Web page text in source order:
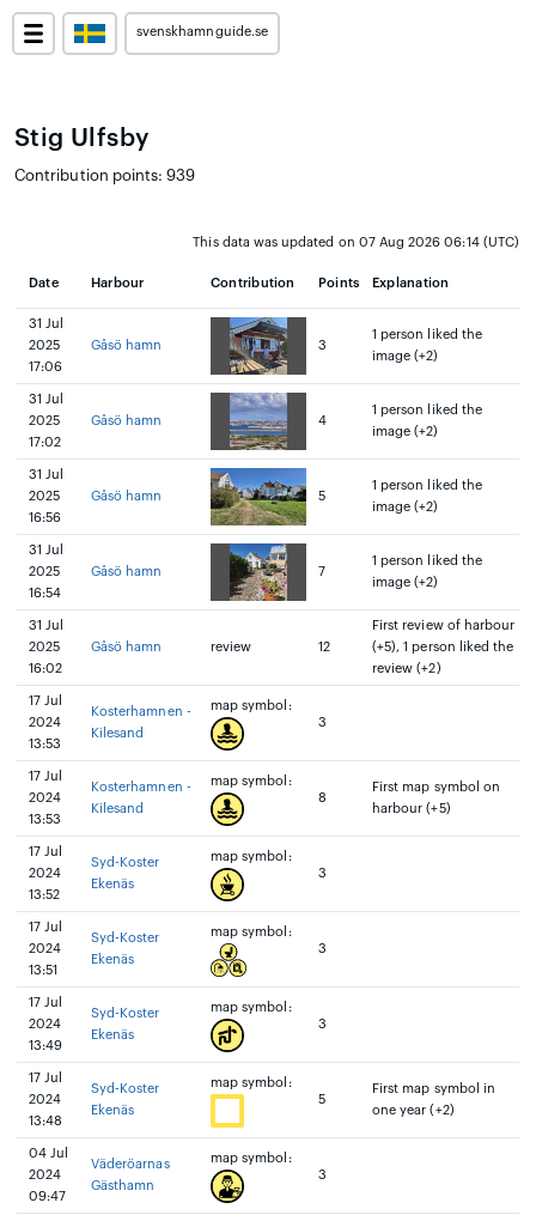
svenskhamnguide.se
Stig Ulfsby
Contribution points: 939
This data was updated on 07 Aug 2026 06:14 (UTC)
Date Harbour Contribution Points Explanation
31 Jul
2025
17:06
Gåsö hamn 3
1 person liked the
image (+2)
31 Jul
2025
17:02
Gåsö hamn 4
1 person liked the
image (+2)
31 Jul
2025
16:56
Gåsö hamn 5
1 person liked the
image (+2)
31 Jul
2025
16:54
Gåsö hamn 7
1 person liked the
image (+2)
31 Jul
2025
16:02
Gåsö hamn review 12
First review of harbour
(+5), 1 person liked the
review (+2)
17 Jul
2024
13:53
Kosterhamnen -
Kilesand
map symbol:
3
17 Jul
2024
13:53
Kosterhamnen -
Kilesand
map symbol:
8
First map symbol on
harbour (+5)
17 Jul
2024
13:52
Syd-Koster
Ekenäs
map symbol:
3
17 Jul
2024
13:51
Syd-Koster
Ekenäs
map symbol:
3
17 Jul
2024
13:49
Syd-Koster
Ekenäs
map symbol:
3
17 Jul
2024
13:48
Syd-Koster
Ekenäs
map symbol:
5
First map symbol in
one year (+2)
04 Jul
2024
09:47
Väderöarnas
Gästhamn
map symbol:
3